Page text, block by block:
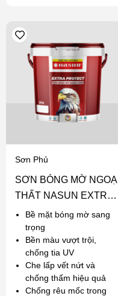
Sơn Phủ
SƠN BÓNG MỜ NGOẠI
THẤT NASUN EXTRA
PROTECT
Bề mặt bóng mờ sang
trọng
Bền màu vượt trội,
chống tia UV
Che lấp vết nứt và
chống thấm hiệu quả
Chống rêu mốc trong